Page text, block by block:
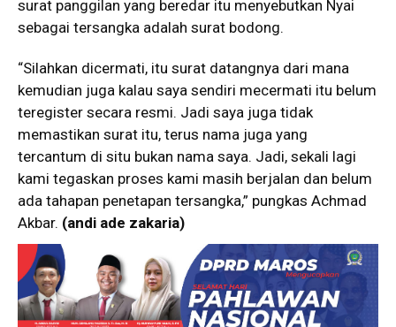
surat panggilan yang beredar itu menyebutkan Nyai
sebagai tersangka adalah surat bodong.
“Silahkan dicermati, itu surat datangnya dari mana
kemudian juga kalau saya sendiri mecermati itu belum
teregister secara resmi. Jadi saya juga tidak
memastikan surat itu, terus nama juga yang
tercantum di situ bukan nama saya. Jadi, sekali lagi
kami tegaskan proses kami masih berjalan dan belum
ada tahapan penetapan tersangka,” pungkas Achmad
Akbar. (andi ade zakaria)